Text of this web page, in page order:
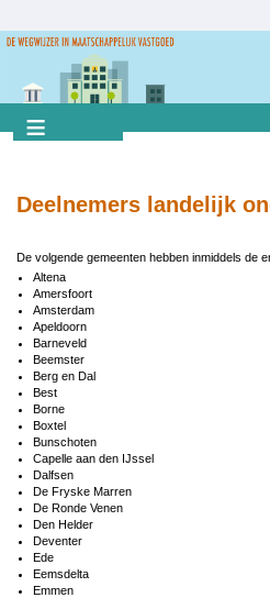
naar
gaan
Deelnemers landelijk
De volgende gemeenten hebben inmiddels de
Altena
Amersfoort
Amsterdam
Apeldoorn
Barneveld
Beemster
Berg en Dal
Best
Borne
Boxtel
Bunschoten
Capelle aan den IJssel
Dalfsen
De Fryske Marren
De Ronde Venen
Den Helder
Deventer
Ede
Eemsdelta
Emmen